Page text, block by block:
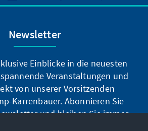
Newsletter
Einblicke in die neuesten
Veranstaltungen und
von unserer Vorsitzenden
Karrenbauer. Abonnieren Sie
und bleiben Sie immer